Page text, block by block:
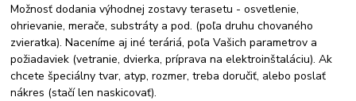
Možnosť dodania výhodnej zostavy terasetu - osvetlenie,
ohrievanie, merače, substráty a pod. (poľa druhu chovaného
zvieratka). Naceníme aj iné teráriá, poľa Vašich parametrov a
požiadaviek (vetranie, dvierka, príprava na elektroinštaláciu). Ak
chcete špeciálny tvar, atyp, rozmer, treba doručiť, alebo poslať
nákres (stačí len naskicovať).